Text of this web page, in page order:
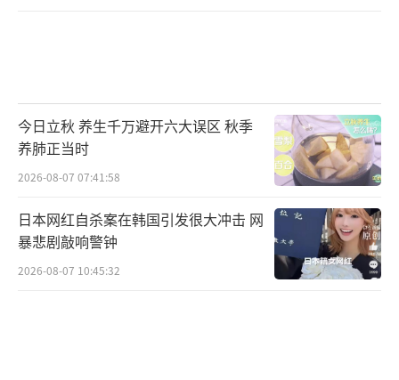
今日立秋 养生千万避开六大误区 秋季
养肺正当时
2026-08-07 07:41:58
日本网红自杀案在韩国引发很大冲击 网
暴悲剧敲响警钟
2026-08-07 10:45:32